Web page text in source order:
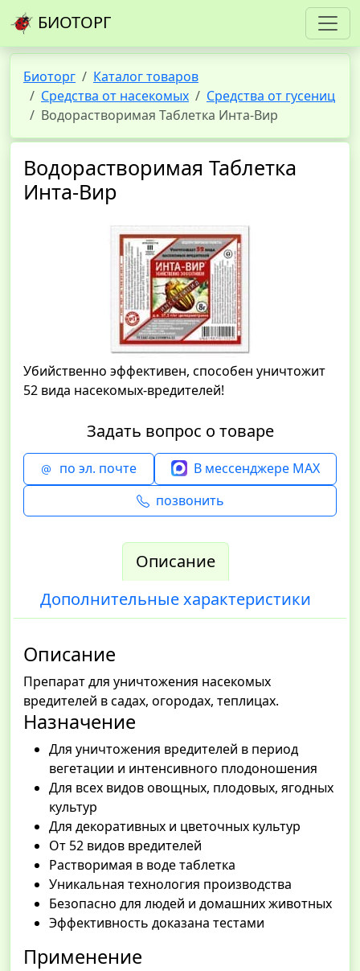
БИОТОРГ
Биоторг
Каталог товаров
Средства от насекомых
Средства от гусениц
Водорастворимая Таблетка Инта-Вир
Водорастворимая Таблетка
Инта-Вир
Убийственно эффективен, способен уничтожит
52 вида насекомых-вредителей!
Задать вопрос о товаре
по эл. почте
В мессенджере MAX
позвонить
Описание
Дополнительные характеристики
Описание
Препарат для уничтожения насекомых
вредителей в садах, огородах, теплицах.
Назначение
Для уничтожения вредителей в период
вегетации и интенсивного плодоношения
Для всех видов овощных, плодовых, ягодных
культур
Для декоративных и цветочных культур
От 52 видов вредителей
Растворимая в воде таблетка
Уникальная технология производства
Безопасно для людей и домашних животных
Эффективность доказана тестами
Применение